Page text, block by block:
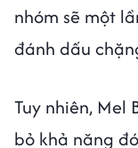
nhóm sẽ một
đánh dấu
Tuy nhiên,
bỏ khả năng